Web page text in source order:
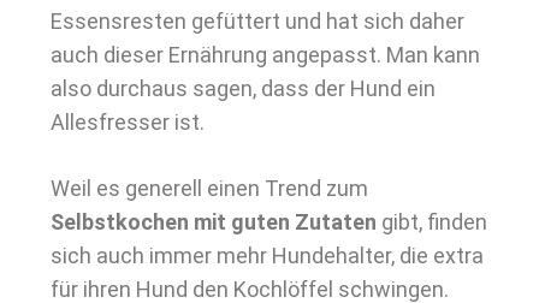
Essensresten gefüttert und hat sich daher
auch dieser Ernährung angepasst. Man kann
also durchaus sagen, dass der Hund ein
Allesfresser ist.
Weil es generell einen Trend zum
Selbstkochen mit guten Zutaten gibt, finden
sich auch immer mehr Hundehalter, die extra
für ihren Hund den Kochlöffel schwingen.